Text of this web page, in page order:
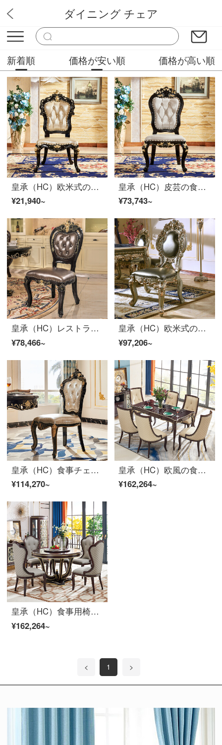
華やか家具
ダイニング チェア
新着順 価格が安い順 価格が高い順
皇承（HC）欧米式の食事椅子は豪華で、本革椅子はブラッククラシックな木椅子の肘掛け椅子です。
¥21,940~
皇承（HC）皮芸の食事椅子の古典的な黒い木の食事椅子の別荘の牛皮の腰掛けの組み合わせの本の椅子A 018両面の彫刻の食事椅子4枚
¥73,743~
皇承（HC）レストランのセット家具F 512クラシックな黒皮の食事椅子4枚
¥78,466~
皇承（HC）欧米式の食事椅子の豪華な皮の椅子のイタリア風のレジャー椅子の実の木の本の椅子の皮の腰掛けの875イタリア式の皮の椅子の2枚
¥97,206~
皇承（HC）食事チェア欧式実木餐椅子新古典家具レストラン組合せ軽奢実木本椅子H 722【欧式黒古典】木のままの食事チェア*6
¥114,270~
皇承（HC）欧風の食事椅子、実木アメリカ式の背もたれ椅子、カジュアルな本革の食事椅子T 17本革の食事椅子6枚
¥162,264~
皇承（HC）食事用椅子の実木家庭用レストラン椅子の欧式クッション背もたれの食事椅子T 18本革の食事椅子6枚
¥162,264~
< 1 >